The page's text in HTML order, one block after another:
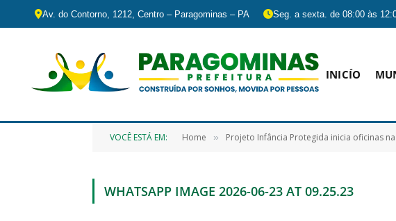
Av. do Contorno, 1212, Centro – Paragominas – PA Seg. a sexta. de 08:00 às
INICÍO
VOCÊ ESTÁ EM: Home » Projeto Infância Protegida inicia oficinas
WHATSAPP IMAGE 2026-06-23 AT 09.25.23